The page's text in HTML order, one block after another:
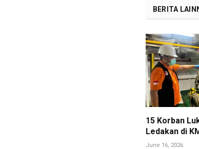
BERITA
15 Korban
Ledakan di
June 16, 2026